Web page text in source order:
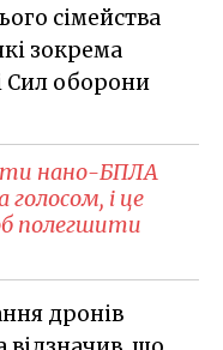
сімейства
зокрема
Сил оборони
нано-БПЛА
і це
полегшити
дронів